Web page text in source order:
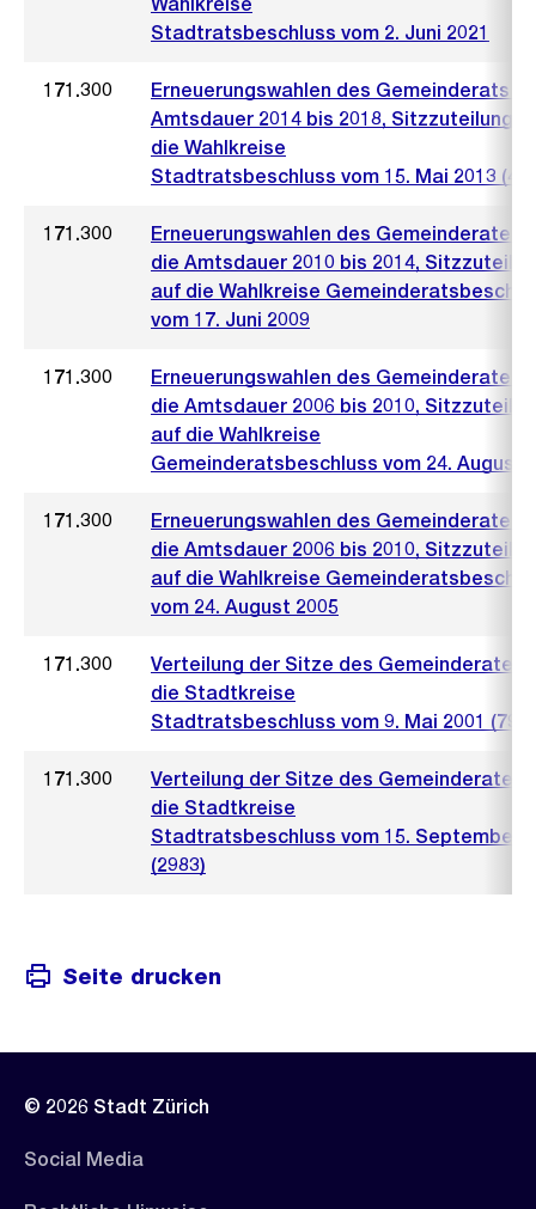
Stadtratsbeschluss vom 2. Juni 2021
171.300
Erneuerungswahlen des Gemeinderats
Amtsdauer 2014 bis 2018, Sitzzuteilung
die Wahlkreise
Stadtratsbeschluss vom 15. Mai 2013
171.300
Erneuerungswahlen des Gemeinderates
die Amtsdauer 2010 bis 2014,
auf die Wahlkreise
vom 17. Juni 2009
171.300
Erneuerungswahlen des Gemeinderates
die Amtsdauer 2006 bis 2010,
auf die Wahlkreise
Gemeinderatsbeschluss vom 24. August
171.300
Erneuerungswahlen des Gemeinderates
die Amtsdauer 2006 bis 2010,
auf die Wahlkreise
vom 24. August 2005
171.300
Verteilung der Sitze des Gemeinderates
die Stadtkreise
Stadtratsbeschluss vom 9. Mai 2001 (797)
171.300
Verteilung der Sitze des Gemeinderates
die Stadtkreise
Stadtratsbeschluss vom 15. September
(2983)
Seite drucken
© 2026 Stadt Zürich
Social Media